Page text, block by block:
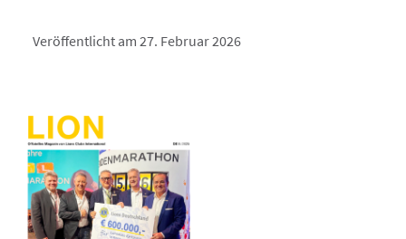
Veröffentlicht am 27. Februar 2026